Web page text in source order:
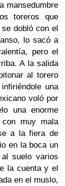
mansedumbre
toreros que
dobló con el
lo sacó a
pero el
A la salida
al torero
una
voló por
una enorme
muy mala
a la fiera de
en la boca un
suelo varios
la cuenta y el
en el muslo,